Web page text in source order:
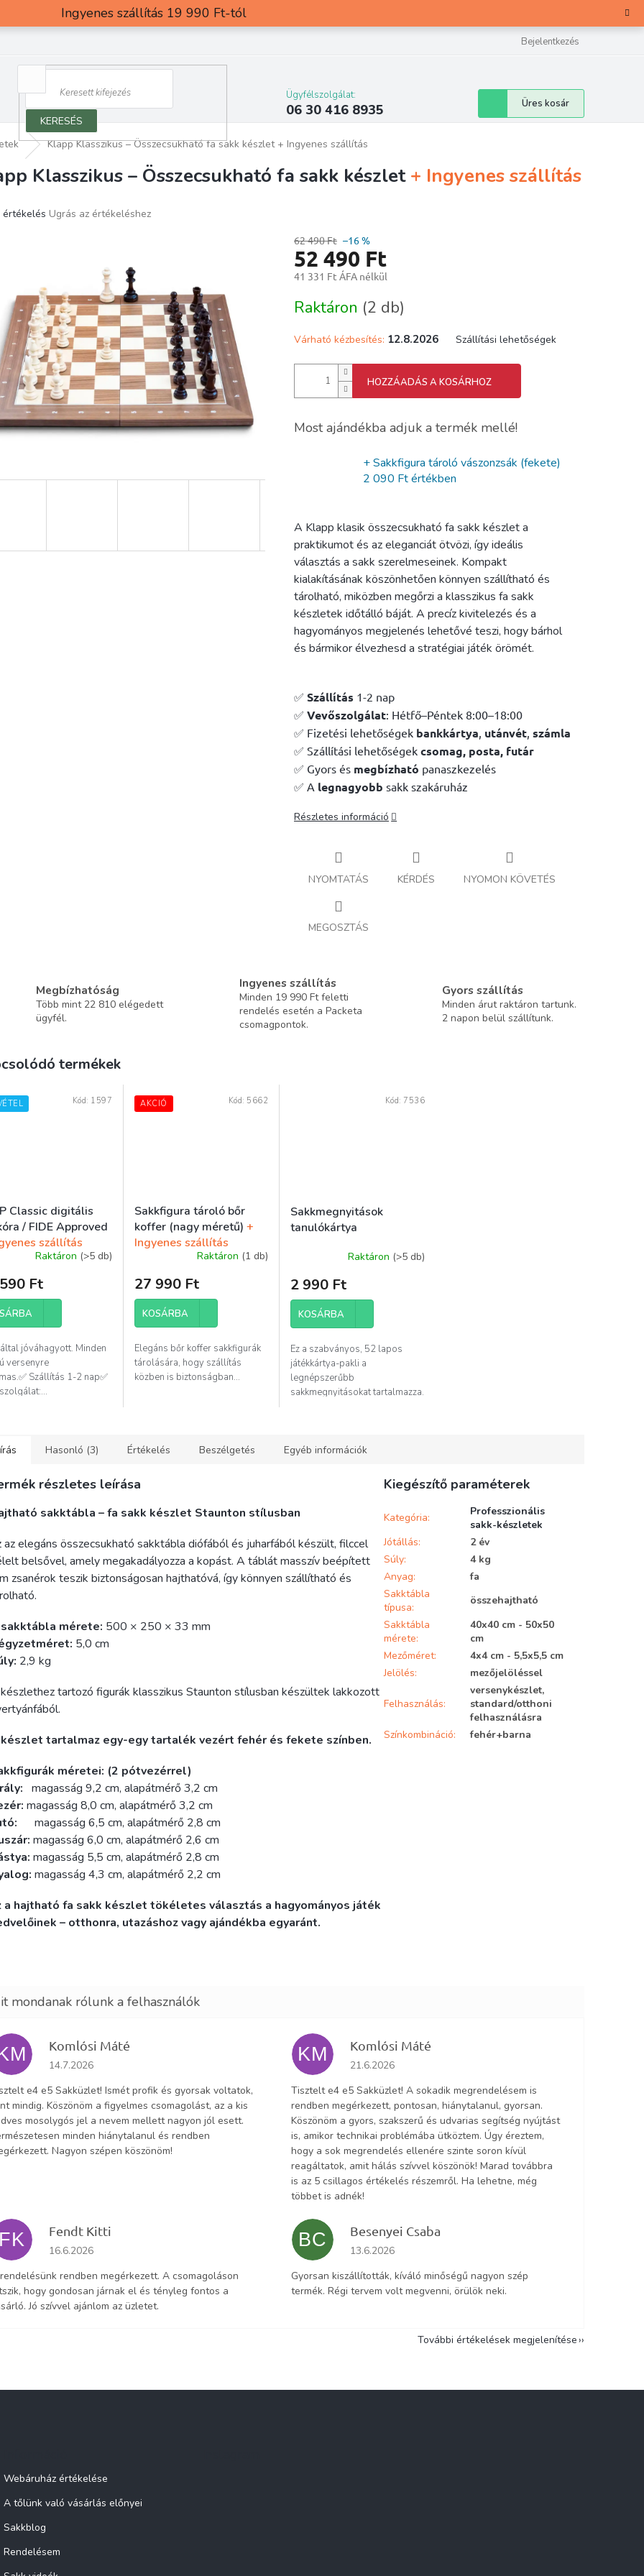
Ingyenes szállítás 19 990 Ft-tól
Bejelentkezés
KERESÉS
Ügyfélszolgálat:
06 30 416 8935 Kosár
Üres kosár
Klapp Klasszikus – Összecsukható fa sakk készlet + Ingyenes szállítás
Klasszikus – Összecsukható fa sakk készlet + Ingyenes szállítás
értékelés Ugrás az értékeléshez
62 490 Ft –16 %
52 490 Ft
41 331 Ft ÁFA nélkül
Raktáron (2 db)
Várható kézbesítés: 12.8.2026 Szállítási lehetőségek
HOZZÁADÁS A KOSÁRHOZ
Most ajándékba adjuk a termék mellé!
+ Sakkfigura tároló vászonzsák (fekete)
2 090 Ft értékben
A Klapp klasik összecsukható fa sakk készlet a
praktikumot és az eleganciát ötvözi, így ideális
választás a sakk szerelmeseinek. Kompakt
kialakításának köszönhetően könnyen szállítható és
tárolható, miközben megőrzi a klasszikus fa sakk
készletek időtálló báját. A precíz kivitelezés és a
hagyományos megjelenés lehetővé teszi, hogy bárhol
és bármikor élvezhesd a stratégiai játék örömét.
✅ Szállítás 1-2 nap
✅ Vevőszolgálat: Hétfő–Péntek 8:00–18:00
✅ Fizetési lehetőségek bankkártya, utánvét, számla
✅ Szállítási lehetőségek csomag, posta, futár
✅ Gyors és megbízható panaszkezelés
✅ A legnagyobb sakk szakáruház
Részletes információ
NYOMTATÁS KÉRDÉS NYOMON KÖVETÉS
MEGOSZTÁS
Megbízhatóság
Több mint 22 810 elégedett
ügyfél.
Ingyenes szállítás
Minden 19 990 Ft feletti
rendelés esetén a Packeta
csomagpontok.
Gyors szállítás
Minden árut raktáron tartunk.
2 napon belül szállítunk.
termékek
Classic digitális
/ FIDE Approved
szállítás
Raktáron (>5 db)
Ft
által jóváhagyott. Minden
versenyre
Szállítás 1-2 nap✅
Kód: 1597 AKCIÓ
Sakkfigura tároló bőr
koffer (nagy méretű) +
Ingyenes szállítás
Raktáron (1 db)
27 990 Ft
KOSÁRBA
Elegáns bőr koffer sakkfigurák
tárolására, hogy szállítás
közben is biztonságban...
Kód: 5662
Sakkmegnyitások
tanulókártya
Raktáron (>5 db)
2 990 Ft
KOSÁRBA
Ez a szabványos, 52 lapos
játékkártya-pakli a
legnépszerűbb
sakkmegnyitásokat tartalmazza.
Kód: 7536
Hasonló (3) Értékelés Beszélgetés Egyéb információk
részletes leírása
sakktábla – fa sakk készlet Staunton stílusban
az elegáns összecsukható sakktábla diófából és juharfából készült, filccel
belsővel, amely megakadályozza a kopást. A táblát masszív beépített
zsanérok teszik biztonságosan hajthatóvá, így könnyen szállítható és
mérete: 500 × 250 × 33 mm
5,0 cm
2,9 kg
tartozó figurák klasszikus Staunton stílusban készültek lakkozott
tartalmaz egy-egy tartalék vezért fehér és fekete színben.
méretei: (2 pótvezérrel)
magasság 9,2 cm, alapátmérő 3,2 cm
magasság 8,0 cm, alapátmérő 3,2 cm
magasság 6,5 cm, alapátmérő 2,8 cm
magasság 6,0 cm, alapátmérő 2,6 cm
magasság 5,5 cm, alapátmérő 2,8 cm
magasság 4,3 cm, alapátmérő 2,2 cm
a hajtható fa sakk készlet tökéletes választás a hagyományos játék
– otthonra, utazáshoz vagy ajándékba egyaránt.
Kiegészítő paraméterek
Kategória:
Professzionális
sakk-készletek
Jótállás:
2 év
Súly:
4 kg
Anyag:
fa
Sakktábla
típusa:
összehajtható
Sakktábla
mérete:
40x40 cm - 50x50
cm
Mezőméret:
4x4 cm - 5,5x5,5 cm
Jelölés: mezőjelöléssel
Felhasználás:
versenykészlet,
standard/otthoni
felhasználásra
Színkombináció: fehér+barna
Komlósi Máté
Az áruház értékelése 5-ből 5 csillag.
14.7.2026
e4 e5 Sakküzlet! Ismét profik és gyorsak voltatok,
mindig. Köszönöm a figyelmes csomagolást, az a kis
mosolygós jel a nevem mellett nagyon jól esett.
minden hiánytalanul és rendben
Nagyon szépen köszönöm!
KM Komlósi Máté
Az áruház értékelése 5-ből 5 csillag.
21.6.2026
Tisztelt e4 e5 Sakküzlet! A sokadik megrendelésem is
rendben megérkezett, pontosan, hiánytalanul, gyorsan.
Köszönöm a gyors, szakszerű és udvarias segítség nyújtást
is, amikor technikai problémába ütköztem. Úgy éreztem,
hogy a sok megrendelés ellenére szinte soron kívül
reagáltatok, amit hálás szívvel köszönök! Marad továbbra
is az 5 csillagos értékelés részemről. Ha lehetne, még
többet is adnék!
FK Fendt Kitti
Az áruház értékelése 5-ből 5 csillag.
16.6.2026
rendben megérkezett. A csomagoláson
hogy gondosan járnak el és tényleg fontos a
Jó szívvel ajánlom az üzletet.
BC Besenyei Csaba
Az áruház értékelése 5-ből 5 csillag.
13.6.2026
Gyorsan kiszállították, kíváló minőségű nagyon szép
termék. Régi tervem volt megvenni, örülök neki.
További értékelések megjelenítése
Webáruház értékelése
A tőlünk való vásárlás előnyei
Sakkblog
Rendelésem